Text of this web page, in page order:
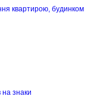
квартирою, будинком
на знаки